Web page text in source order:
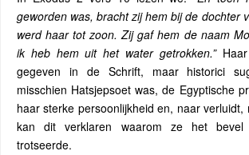
geworden was, bracht zij hem bij de dochter
werd haar tot zoon. Zij gaf hem de naam
ik heb hem uit het water getrokken.”Haar
gegeven in de Schrift, maar historici
misschien Hatsjepsoet was, de Egyptische
haar sterke persoonlijkheid en, naar verluidt,
kan dit verklaren waarom ze het
trotseerde.